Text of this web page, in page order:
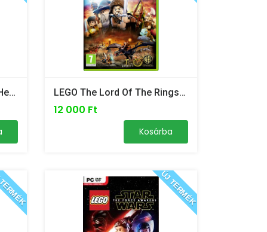
LEGO Batman 2 DC Super Heroes - Xbox 360/Xbox One /Új/ LEGO The Lord Of The Rings - Xbox 360 /ÚJ/
12 000 Ft
Kosárba
ÚJ TERMÉK